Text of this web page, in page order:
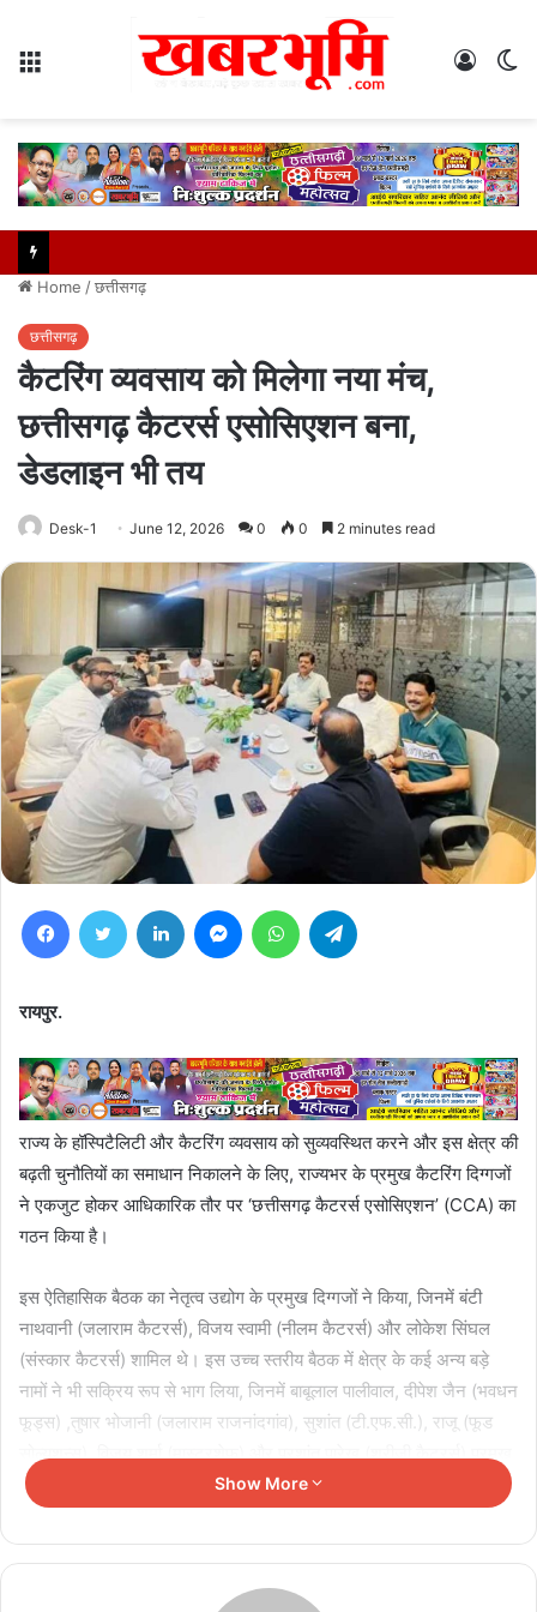
Log
Home /छत्तीसगढ़
छत्तीसगढ़
कैटरिंग व्यवसाय को मिलेगा नया मंच,
छत्तीसगढ़ कैटरर्स एसोसिएशन बना,
डेडलाइन भी तय
Desk-1 June 12, 2026 0 0 2 minutes read
FacebookTwitter LinkedIn MessengerWhatsApp
रायपुर.
राज्य के हॉस्पिटैलिटी और कैटरिंग व्यवसाय को सुव्यवस्थित करने और इस क्षेत्र की
बढ़ती चुनौतियों का समाधान निकालने के लिए, राज्यभर के प्रमुख कैटरिंग दिग्गजों
ने एकजुट होकर आधिकारिक तौर पर ‘छत्तीसगढ़ कैटरर्स एसोसिएशन’ (CCA) का
गठन किया है।
इस ऐतिहासिक बैठक का नेतृत्व उद्योग के प्रमुख दिग्गजों ने किया, जिनमें बंटी
नाथवानी (जलाराम कैटरर्स), विजय स्वामी (नीलम कैटरर्स) और लोकेश सिंघल
(संस्कार कैटरर्स) शामिल थे। इस उच्च स्तरीय बैठक में क्षेत्र के कई अन्य बड़े
नामों ने भी सक्रिय रूप से भाग लिया, जिनमें बाबूलाल पालीवाल, दीपेश जैन (भवधन
फूड्स) ,तुषार भोजानी (जलाराम राजनांदगांव), सुशांत (टी.एफ.सी.), राजू (फूड
सोल्यूशन्स), विजय शर्मा (मास्टरशेफ) और प्रशांत पारेख (श्रीजी कैटरर्स) प्रमुख
रूप से उपस्थित रहे।
Related Articles
Show More